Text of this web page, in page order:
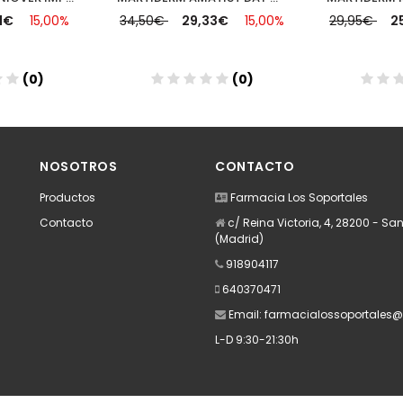
15,00%
(0)
34,50€ 29,33€ 15,00%
(0)
29,95€
NOSOTROS
Productos
Contacto
CONTACTO
Farmacia Los Soportales
c/ Reina Victoria, 4, 28200 -
(Madrid)
918904117
640370471
Email:
L-D 9:30-21:30h